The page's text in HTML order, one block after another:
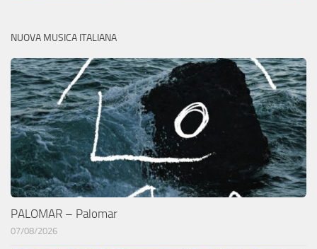
NUOVA MUSICA ITALIANA
PALOMAR – Palomar
07/08/2026